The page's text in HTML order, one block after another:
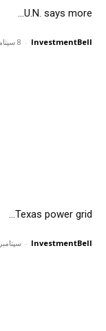
U.N. says more...
InvestmentBell
- 8 سپتامبر 2023
Texas power grid...
InvestmentBell
- سپتامبر 7, 2023